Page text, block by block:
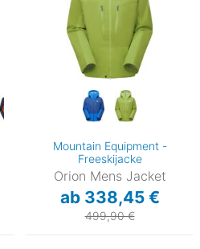
Mountain Equipment -
Freeskijacke
Orion Mens Jacket
ab 338,45 €
499,90 €